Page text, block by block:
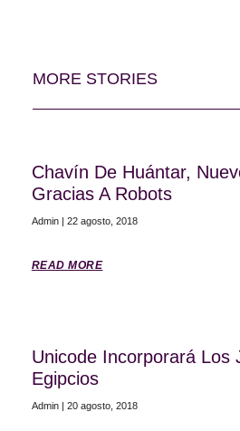
MORE STORIES
Chavín De Huántar,
Gracias A Robots
Admin 22 agosto, 2018
READ MORE
Unicode Incorporará Los
Egipcios
Admin 20 agosto, 2018